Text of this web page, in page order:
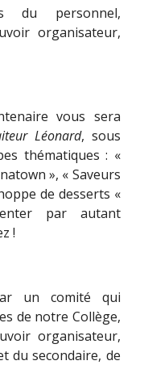
du personnel,
organisateur,
vous sera
Léonard, sous
thématiques : «
», « Saveurs
de desserts «
par autant
!
un comité qui
de notre Collège,
organisateur,
du secondaire, de